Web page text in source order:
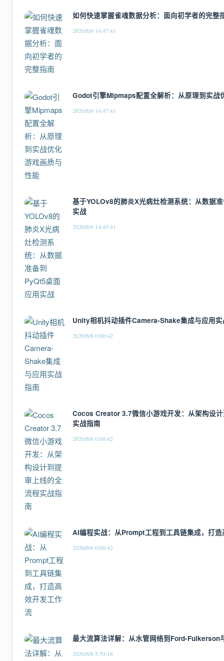
如何快速掌握雀魂数据分析：面向初学者的完整
2026/8/6 14:47:41
Godot引擎Mipmaps配置全解析：从原理到实战
2026/8/6 14:47:41
基于YOLOv8的肺炎X光病灶检测系统：从数据
实战
2026/8/6 14:45:41
Unity相机抖动插件Camera-Shake集成与应用
2026/8/6 0:00:42
Cocos Creator 3.7微信小游戏开发：从架构设
实战指南
2026/8/6 0:00:42
AI编程实战：从Prompt工程到工具链集成，打
2026/8/6 0:00:42
最大流算法详解：从水管网络到Ford-Fulkerson
2026/8/6 5:59:16